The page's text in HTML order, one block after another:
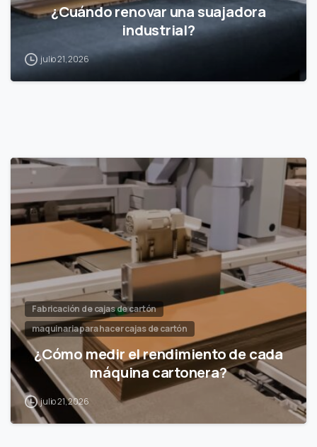
¿Cuándo renovar una suajadora
industrial?
julio 21, 2026
Fabricación de cajas de cartón
maquinaria para hacer cajas de cartón
¿Cómo medir el rendimiento de cada
máquina cartonera?
julio 21, 2026